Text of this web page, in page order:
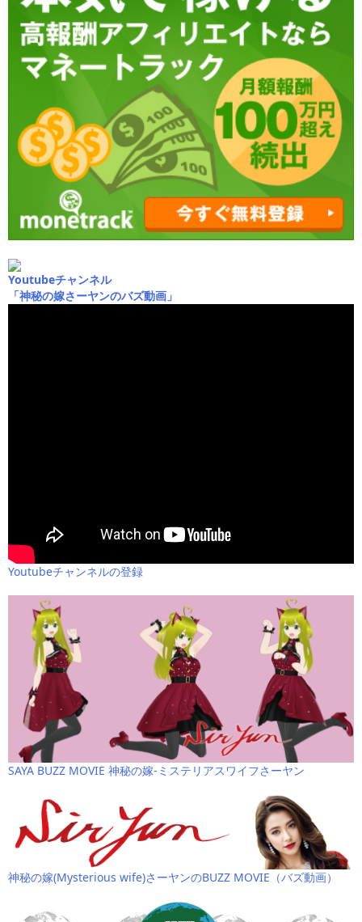
Youtubeチャンネル
「神秘の嫁さーヤンのバズ動画」
Youtubeチャンネルの登録
SAYA BUZZ MOVIE 神秘の嫁-ミステリアスワイフさーヤン
神秘の嫁(Mysterious wife)さーヤンのBUZZ MOVIE（バズ動画）